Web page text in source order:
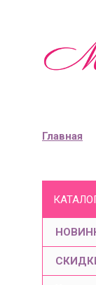
Главная